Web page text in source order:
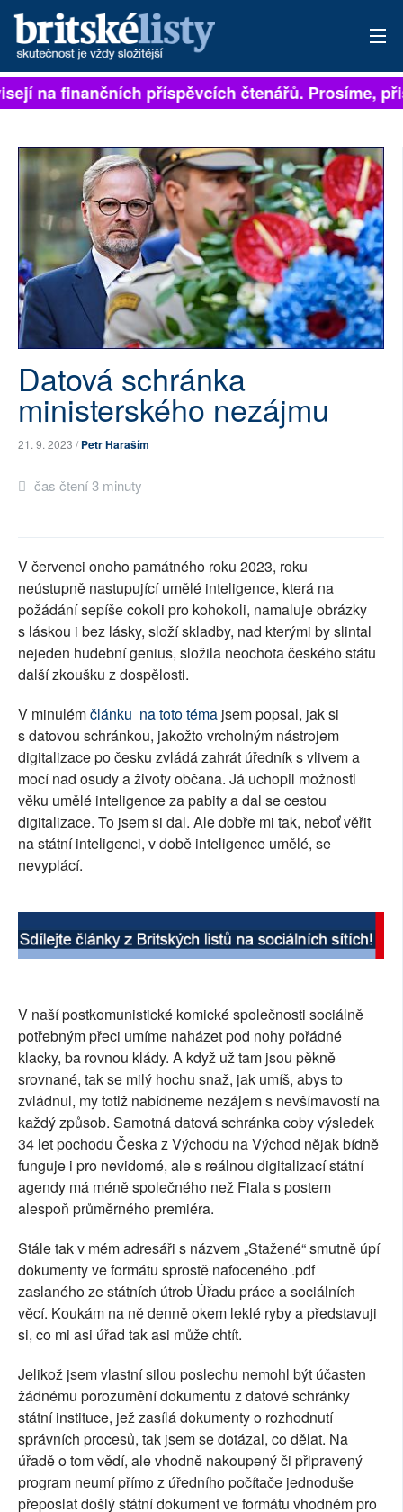
PŘIHLÁSIT
ARCHIV
ROZHOVORY
TÉMATA
NEJČTENĚJŠÍ ZA 7 DNÍ
AUTOŘI
PŘÍSPĚVKY NA PROVOZ
SOCIÁLNÍ SÍTĚ
na finančních příspěvcích čtenářů. Prosíme,
Datová schránka
ministerského nezájmu
21. 9. 2023 /Petr Haraším
čas čtení 3 minuty
V červenci onoho památného roku 2023, roku
neústupně nastupující umělé inteligence, která na
požádání sepíše cokoli pro kohokoli, namaluje obrázky
s láskou i bez lásky, složí skladby, nad kterými by slintal
nejeden hudební genius, složila neochota českého státu
další zkoušku z dospělosti.
V minulémčlánku na toto téma jsem popsal, jak si
s datovou schránkou, jakožto vrcholným nástrojem
digitalizace po česku zvládá zahrát úředník s vlivem a
mocí nad osudy a životy občana. Já uchopil možnosti
věku umělé inteligence za pabity a dal se cestou
digitalizace. To jsem si dal. Ale dobře mi tak, neboť věřit
na státní inteligenci, v době inteligence umělé, se
nevyplácí.
V naší postkomunistické komické společnosti sociálně
potřebným přeci umíme naházet pod nohy pořádné
klacky, ba rovnou klády. A když už tam jsou pěkně
srovnané, tak se milý hochu snaž, jak umíš, abys to
zvládnul, my totiž nabídneme nezájem s nevšímavostí na
každý způsob. Samotná datová schránka coby výsledek
34 let pochodu Česka z Východu na Východ nějak bídně
funguje i pro nevidomé, ale s reálnou digitalizací státní
agendy má méně společného než Fiala s postem
alespoň průměrného premiéra.
Stále tak v mém adresáři s názvem „Stažené“ smutně úpí
dokumenty ve formátu sprostě nafoceného .pdf
zaslaného ze státních útrob Úřadu práce a sociálních
věcí. Koukám na ně denně okem leklé ryby a představuji
si, co mi asi úřad tak asi může chtít.
Jelikož jsem vlastní silou poslechu nemohl být účasten
žádnému porozumění dokumentu z datové schránky
státní instituce, jež zasílá dokumenty o rozhodnutí
správních procesů, tak jsem se dotázal, co dělat. Na
úřadě o tom vědí, ale vhodně nakoupený či připravený
program neumí přímo z úředního počítače jednoduše
přeposlat došlý státní dokument ve formátu vhodném pro